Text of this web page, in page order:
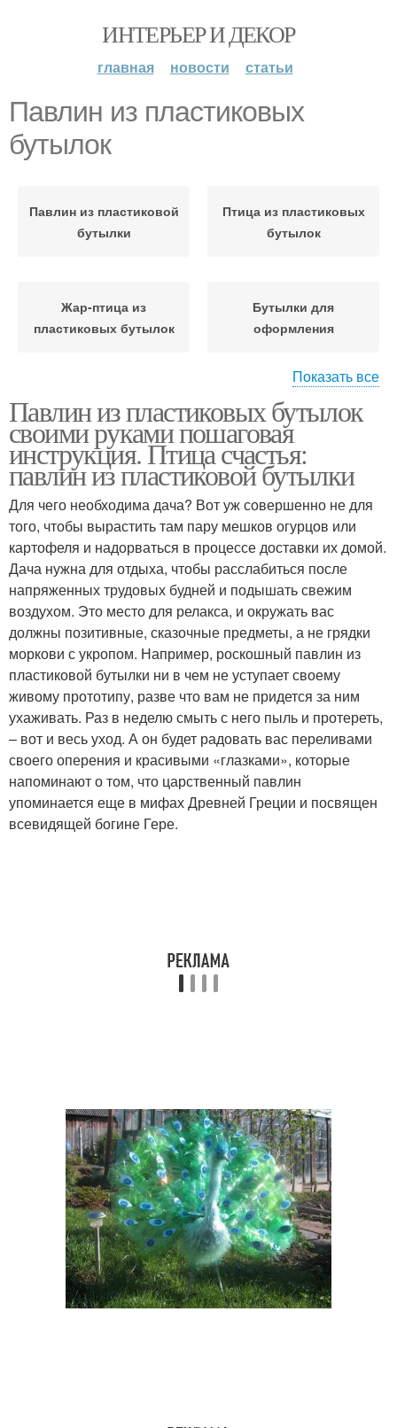
ИНТЕРЬЕР И ДЕКОР
главная новости статьи
Павлин из пластиковых
бутылок
Павлин из пластиковой
бутылки
Птица из пластиковых
бутылок
Жар-птица из
пластиковых бутылок
Бутылки для
оформления
Пальма из пластиковых
бутылок
Павлин из изолона
Корова из бутылок
Показать все
Павлин из пластиковых бутылок
своими руками пошаговая
инструкция. Птица счастья:
павлин из пластиковой бутылки
Для чего необходима дача? Вот уж совершенно не для
того, чтобы вырастить там пару мешков огурцов или
картофеля и надорваться в процессе доставки их домой.
Дача нужна для отдыха, чтобы расслабиться после
напряженных трудовых будней и подышать свежим
воздухом. Это место для релакса, и окружать вас
должны позитивные, сказочные предметы, а не грядки
моркови с укропом. Например, роскошный павлин из
пластиковой бутылки ни в чем не уступает своему
живому прототипу, разве что вам не придется за ним
ухаживать. Раз в неделю смыть с него пыль и протереть,
– вот и весь уход. А он будет радовать вас переливами
своего оперения и красивыми «глазками», которые
напоминают о том, что царственный павлин
упоминается еще в мифах Древней Греции и посвящен
всевидящей богине Гере.